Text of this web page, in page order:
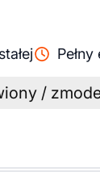
/